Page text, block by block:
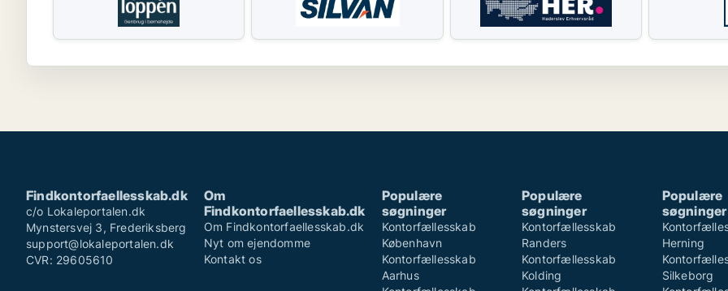
Findkontorfaellesskab.dk
c/o Lokaleportalen.dk
Mynstersvej 3, Frederiksberg
support@lokaleportalen.dk
CVR: 29605610
Om
Findkontorfaellesskab.dk
Om Findkontorfaellesskab.dk
Nyt om ejendomme
Kontakt os
Populære
søgninger
Kontorfællesskab
København
Kontorfællesskab
Aarhus
Populære
søgninger
Kontorfællesskab
Randers
Kontorfællesskab
Kolding
Populære
søgninger
Herning
Silkeborg